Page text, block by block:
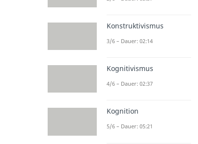
Konstruktivismus
3/6 – Dauer: 02:14
Kognitivismus
4/6 – Dauer: 02:37
Kognition
5/6 – Dauer: 05:21